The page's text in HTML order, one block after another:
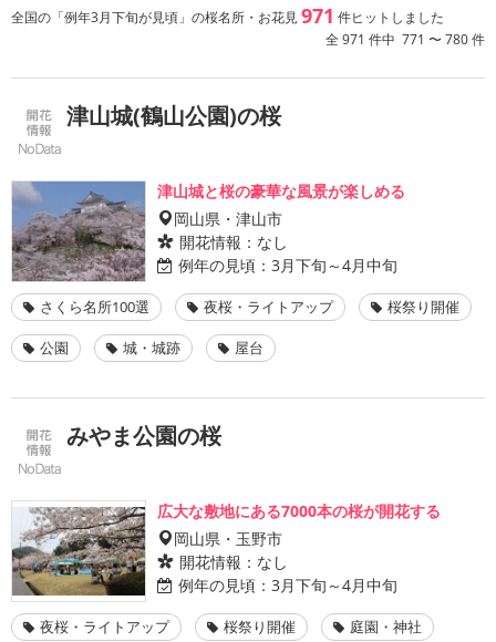
全国の「例年3月下旬が見頃」の桜名所・お花見971 件ヒットしました
全 971 件中 771 〜 780 件
津山城(鶴山公園)の桜
津山城と桜の豪華な風景が楽しめる
岡山県・津山市
開花情報： なし
例年の見頃： 3月下旬～4月中旬
さくら名所100選 夜桜・ライトアップ 桜祭り開催
公園 城・城跡 屋台
みやま公園の桜
広大な敷地にある7000本の桜が開花する
岡山県・玉野市
開花情報： なし
例年の見頃： 3月下旬～4月中旬
夜桜・ライトアップ 桜祭り開催 庭園・神社